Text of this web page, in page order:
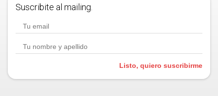
Suscribite al mailing.
Listo, quiero suscribirme